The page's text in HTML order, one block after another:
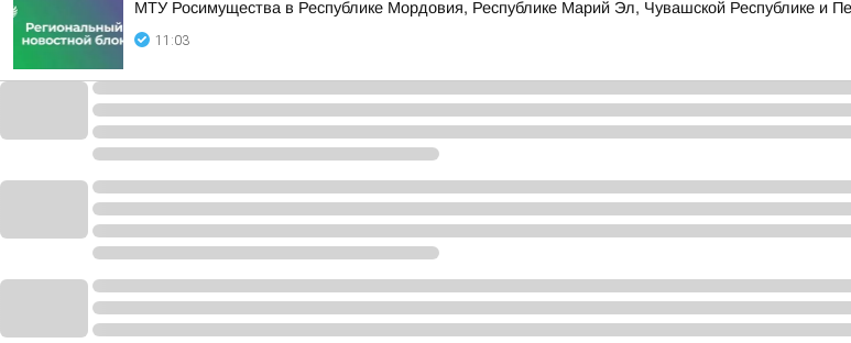
МТУ Росимущества в Республике Мордовия, Республике Марий Эл, Чувашской Республике и
11:03